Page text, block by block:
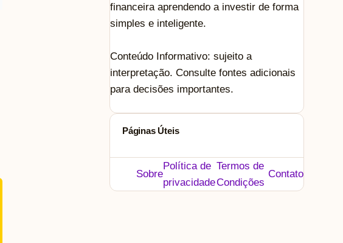
financeira aprendendo a investir de forma
simples e inteligente.
Conteúdo Informativo: sujeito a
interpretação. Consulte fontes adicionais
para decisões importantes.
Páginas Úteis
Sobre
Política de
privacidade
Termos de
Condições
Contato